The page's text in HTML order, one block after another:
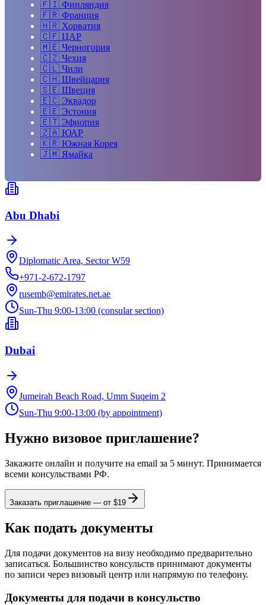
🇫🇮 Финляндия
🇫🇷 Франция
🇭🇷 Хорватия
🇨🇫 ЦАР
🇲🇪 Черногория
🇨🇿 Чехия
🇨🇱 Чили
🇨🇭 Швейцария
🇸🇪 Швеция
🇪🇨 Эквадор
🇪🇪 Эстония
🇪🇹 Эфиопия
🇿🇦 ЮАР
🇰🇷 Южная Корея
🇯🇲 Ямайка
Abu Dhabi
Diplomatic Area, Sector W59
+971-2-672-1797
rusemb@emirates.net.ae
Sun-Thu 9:00-13:00 (consular section)
Dubai
Jumeirah Beach Road, Umm Suqeim 2
Sun-Thu 9:00-13:00 (by appointment)
Нужно визовое приглашение?
Закажите онлайн и получите на email за 5 минут. Принимается
всеми консульствами РФ.
Заказать приглашение — от $19
Как подать документы
Для подачи документов на визу необходимо предварительно
записаться. Большинство консульств принимают документы
по записи через визовый центр или напрямую по телефону.
Документы для подачи в консульство